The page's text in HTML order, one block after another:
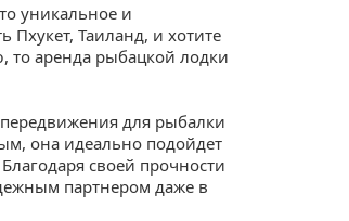
уникальное и
Пхукет, Таиланд, и хотите
то аренда рыбацкой лодки
для рыбалки
она идеально подойдет
своей прочности
партнером даже в